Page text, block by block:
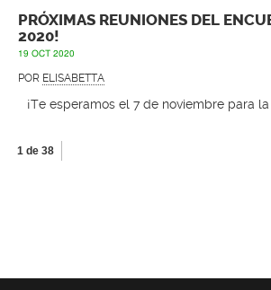
PRÓXIMAS REUNIONES DEL
2020!
19 OCT 2020
POR ELISABETTA
¡Te esperamos el 7 de noviembre para
1 de 38